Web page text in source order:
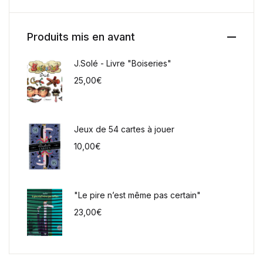
Produits mis en avant
J.Solé - Livre "Boiseries"
25,00€
Jeux de 54 cartes à jouer
10,00€
"Le pire n’est même pas certain"
23,00€